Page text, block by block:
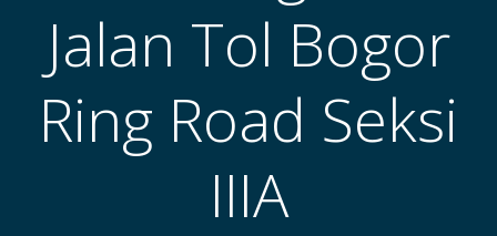
Jalan Tol Bogor
Ring Road Seksi
IIIA